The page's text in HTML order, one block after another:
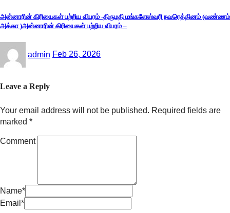
அன்னாரின் கிரியைகள் பற்றிய விபரம் -திருமதி மங்களேஸ்வரி நவரெத்தினம் (வண்ணம்
அக்கா )அன்னாரின் கிரியைகள் பற்றிய விபரம் –
admin Feb 26, 2026
Leave a Reply
Your email address will not be published. Required fields are
marked *
Comment
Name*
Email *